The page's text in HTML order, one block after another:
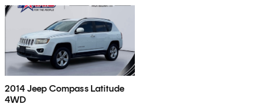
2014 Jeep Compass Latitude
4WD